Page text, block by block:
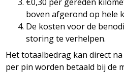
boven afgerond op hele
De kosten voor de
storing te verhelpen.
Het totaalbedrag kan direct
per pin worden betaald bij de